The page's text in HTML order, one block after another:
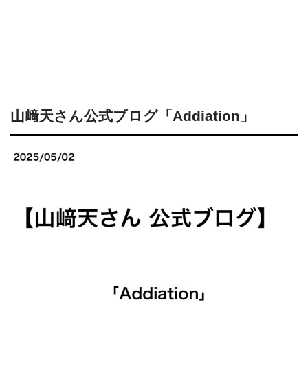
山﨑天さん公式ブログ「Addiation」